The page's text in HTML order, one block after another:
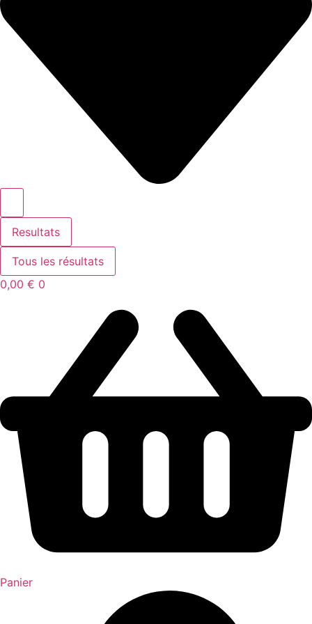
Resultats
Tous les résultats
0,00 € 0
Panier